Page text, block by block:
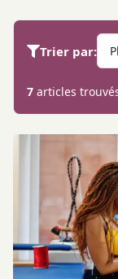
Trier par:
7 articles